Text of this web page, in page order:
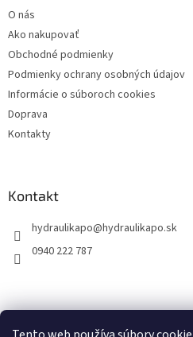
O nás
Ako nakupovať
Obchodné podmienky
Podmienky ochrany osobných údajov
Informácie o súboroch cookies
Doprava
Kontakty
Kontakt
hydraulikapo@hydraulikapo.sk
0940 222 787